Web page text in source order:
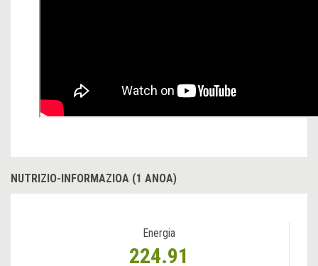
NUTRIZIO-INFORMAZIOA (1 ANOA)
Energia
224.91